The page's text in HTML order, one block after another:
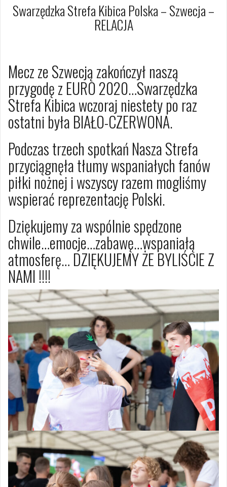
Swarzędzka Strefa Kibica Polska – Szwecja –
RELACJA
Mecz ze Szwecją zakończył naszą
przygodę z EURO 2020…Swarzędzka
Strefa Kibica wczoraj niestety po raz
ostatni była BIAŁO-CZERWONA.
Podczas trzech spotkań Nasza Strefa
przyciągnęła tłumy wspaniałych fanów
piłki nożnej i wszyscy razem mogliśmy
wspierać reprezentację Polski.
Dziękujemy za wspólnie spędzone
chwile…emocje…zabawę…wspaniałą
atmosferę… DZIĘKUJEMY ŻE BYLIŚCIE Z
NAMI !!!!